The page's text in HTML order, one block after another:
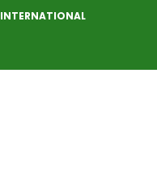
INTERNATIONAL